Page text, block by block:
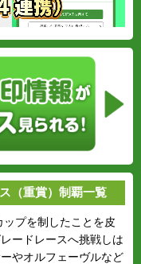
（重賞）制覇一覧
プを制したことを皮
ードレースへ挑戦しは
やオルフェーヴルなど